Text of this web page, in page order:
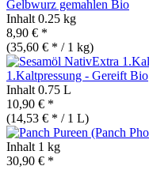
Gelbwurz gemahlen Bio
Inhalt 0.25 kg
8,90 € *
(35,60 € * / 1 kg)
1.Kaltpressung - Gereift Bio
Inhalt 0.75 L
10,90 € *
(14,53 € * / 1 L)
Inhalt 1 kg
30,90 € *